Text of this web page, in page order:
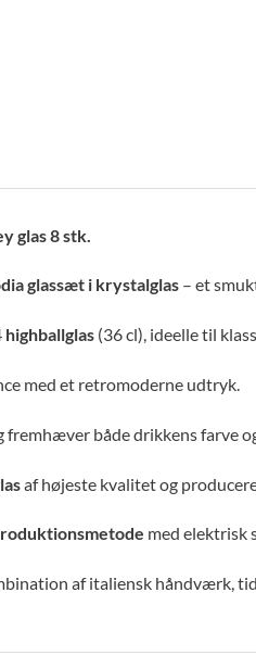
glas 8 stk.
glassæt i krystalglas – et
highballglas (36 cl), ideelle til
med et retromoderne udtryk.
fremhæver både drikkens farve
af højeste kvalitet og
med elektrisk
af italiensk håndværk,